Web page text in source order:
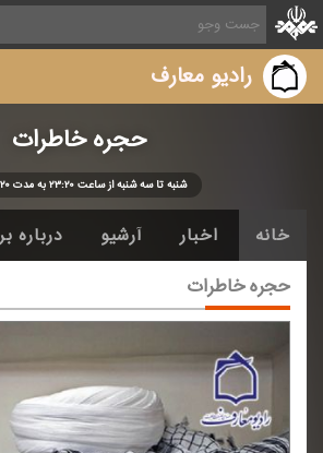
رادیو معارف
حجره خاطرات
شنبه تا سه شنبه از ساعت ۲۳:۲۰ به مدت ۲۰ دقیقه
خانه اخبار آرشیو درباره
حجره خاطرات